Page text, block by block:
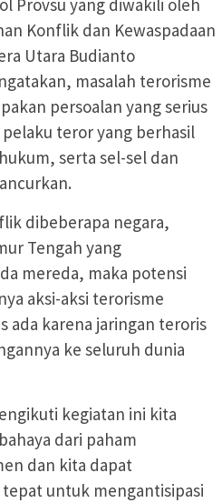
Provsu yang diwakili oleh
Konflik dan Kewaspadaan
Utara Budianto
masalah terorisme
persoalan yang serius
teror yang berhasil
serta sel-sel dan
dibeberapa negara,
Tengah yang
mereda, maka potensi
aksi-aksi terorisme
ada karena jaringan teroris
ke seluruh dunia
kegiatan ini kita
dari paham
dan kita dapat
untuk mengantisipasi